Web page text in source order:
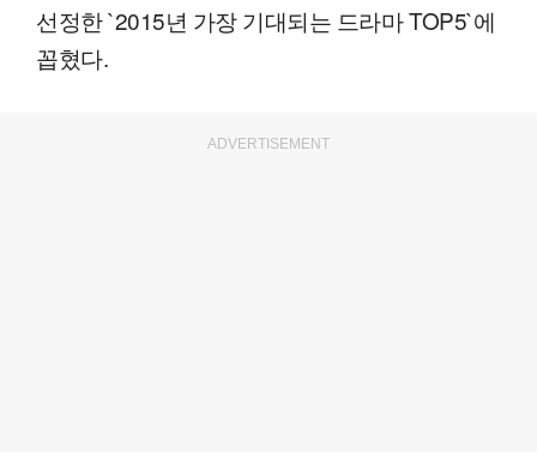
선정한 `2015년 가장 기대되는 드라마 TOP5`에
꼽혔다.
ADVERTISEMENT